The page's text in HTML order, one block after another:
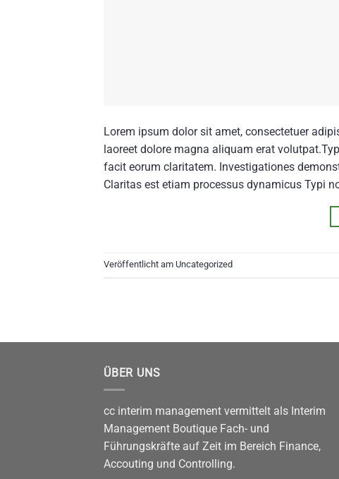
Lorem ipsum dolor sit amet, consectetuer
laoreet dolore magna aliquam erat
facit eorum claritatem. Investigationes
Claritas est etiam processus dynamicus Typi
Veröffentlicht am Uncategorized
ÜBER UNS
cc interim management vermittelt als Interim
Management Boutique Fach- und
Führungskräfte auf Zeit im Bereich Finance,
Accouting und Controlling.